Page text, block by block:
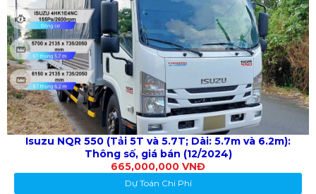
Isuzu NQR 550 (Tải 5T và 5.7T; Dài: 5.7m và 6.2m):
Thông số, giá bán (12/2024)
665,000,000 VNĐ
Dự Toán Chi Phí